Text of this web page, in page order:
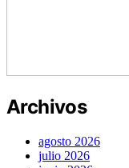
Archivos
agosto 2026
julio 2026